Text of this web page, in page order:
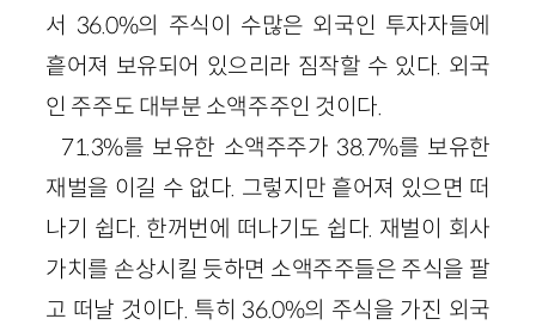
서 36.0%의 주식이 수많은 외국인 투자자들에
흩어져 보유되어 있으리라 짐작할 수 있다. 외국
인 주주도 대부분 소액주주인 것이다.
71.3%를 보유한 소액주주가 38.7%를 보유한
재벌을 이길 수 없다. 그렇지만 흩어져 있으면 떠
나기 쉽다. 한꺼번에 떠나기도 쉽다. 재벌이 회사
가치를 손상시킬 듯하면 소액주주들은 주식을 팔
고 떠날 것이다. 특히 36.0%의 주식을 가진 외국